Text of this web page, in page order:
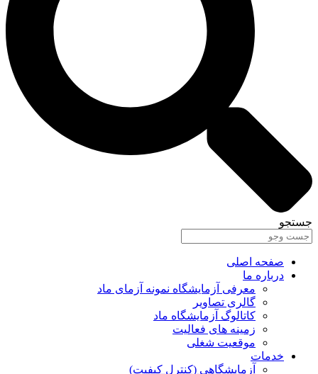
جستجو
صفحه اصلی
درباره ما
معرفی آزمایشگاه نمونه آزمای ماد
گالری تصاویر
کاتالوگ آزمایشگاه ماد
زمینه های فعالیت
موقعیت شغلی
خدمات
آزمایشگاهی (کنترل کیفیت)